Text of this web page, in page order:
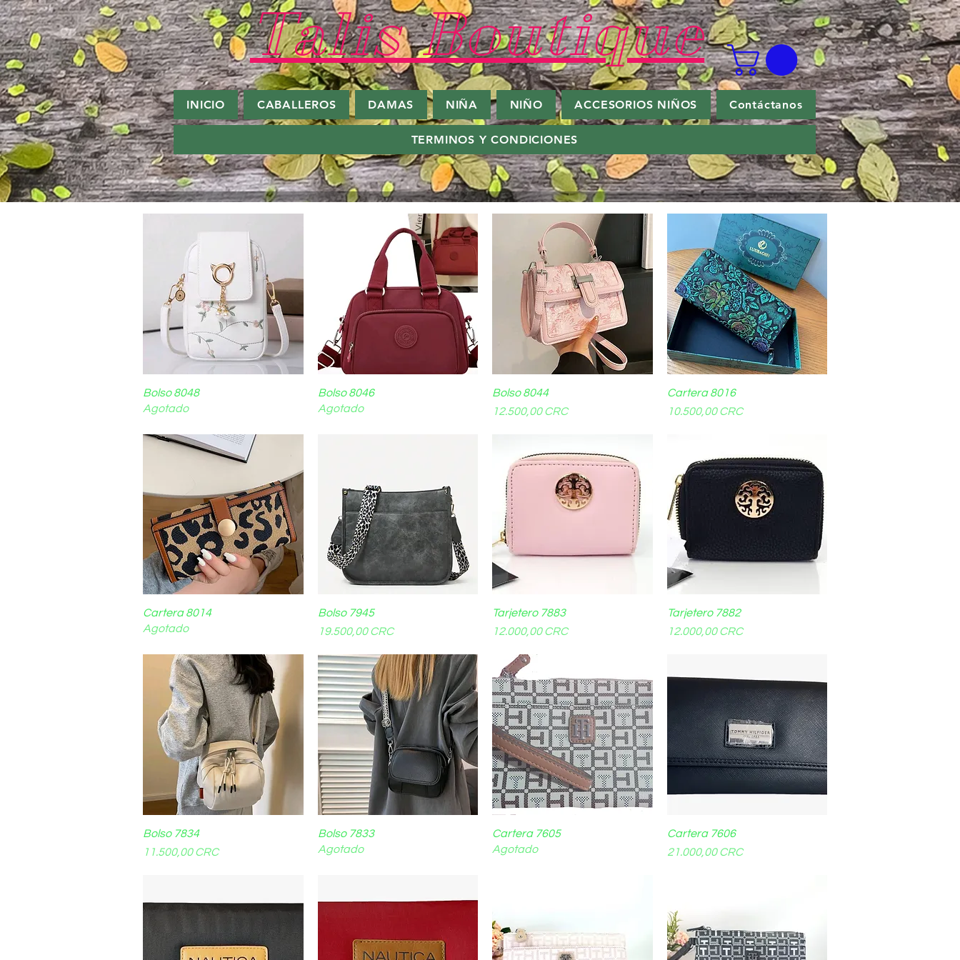
Talis Boutique
INICIO CABALLEROS DAMAS NIÑA NIÑO ACCESORIOS NIÑOS Contáctanos
TERMINOS Y CONDICIONES
Vista rápida
Bolso 8048
Agotado
Vista rápida
Bolso 8046
Agotado
Vista rápida
Bolso 8044
Precio
12.500,00 CRC
Vista rápida
Cartera 8016
Precio
10.500,00 CRC
Vista rápida
Cartera 8014
Agotado
Vista rápida
Bolso 7945
Precio
19.500,00 CRC
Vista rápida
Tarjetero 7883
Precio
12.000,00 CRC
Vista rápida
Tarjetero 7882
Precio
12.000,00 CRC
Vista rápida
Bolso 7834
Precio
11.500,00 CRC
Vista rápida
Bolso 7833
Agotado
Vista rápida
Cartera 7605
Agotado
Vista rápida
Cartera 7606
Precio
21.000,00 CRC